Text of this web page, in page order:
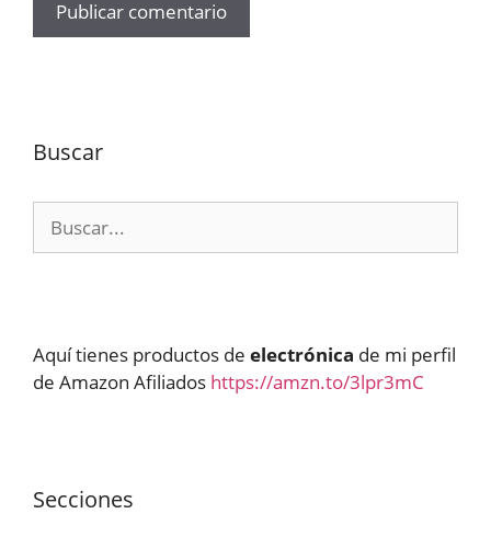
Buscar
Aquí tienes productos de electrónica de mi perfil
de Amazon Afiliados https://amzn.to/3lpr3mC
Secciones